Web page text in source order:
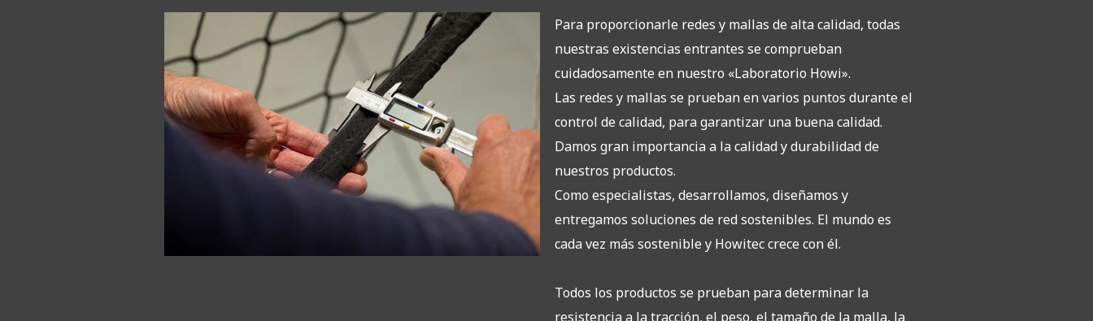
Para proporcionarle redes y mallas de alta calidad, todas
nuestras existencias entrantes se comprueban
cuidadosamente en nuestro «Laboratorio Howi».
Las redes y mallas se prueban en varios puntos durante el
control de calidad, para garantizar una buena calidad.
Damos gran importancia a la calidad y durabilidad de
nuestros productos.
Como especialistas, desarrollamos, diseñamos y
entregamos soluciones de red sostenibles. El mundo es
cada vez más sostenible y Howitec crece con él.
Todos los productos se prueban para determinar la
resistencia a la tracción, el peso, el tamaño de la malla, la